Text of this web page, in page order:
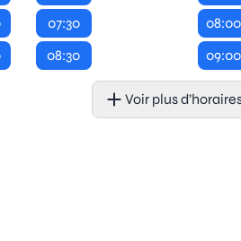
07:30
08:30
08:00
09:00
Voir plus